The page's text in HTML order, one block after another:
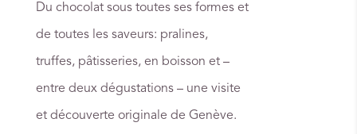
Du chocolat sous toutes ses formes et
de toutes les saveurs: pralines,
truffes, pâtisseries, en boisson et –
entre deux dégustations – une visite
et découverte originale de Genève.